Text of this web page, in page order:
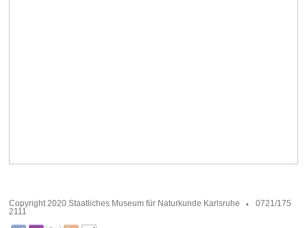
Copyright 2020 Staatliches Museum für Naturkunde Karlsruhe
0721/175
2111